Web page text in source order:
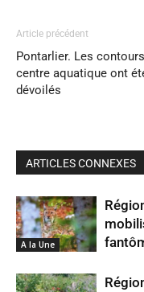
Article précédent
Pontarlier. Les
centre aquatique ont
dévoilés
ARTICLES CONNEXES
A la Une